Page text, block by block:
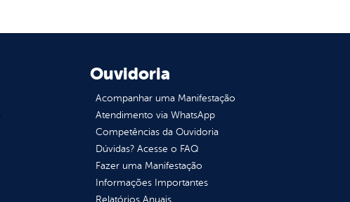
Ouvidoria
Acompanhar uma Manifestação
Atendimento via WhatsApp
Competências da Ouvidoria
Dúvidas? Acesse o FAQ
Fazer uma Manifestação
Informações Importantes
Relatórios Anuais